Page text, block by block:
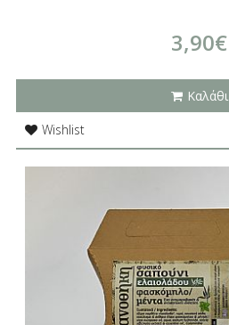
3,90€
Καλάθι
Wishlist